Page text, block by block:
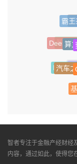
霸
智能
算
伯
汽车
智者专注于金融产经财经
内容，通过如此，使得您